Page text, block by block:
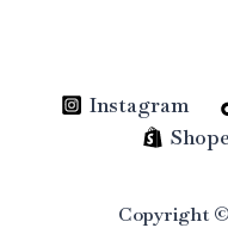
Instagram
Copyright ©